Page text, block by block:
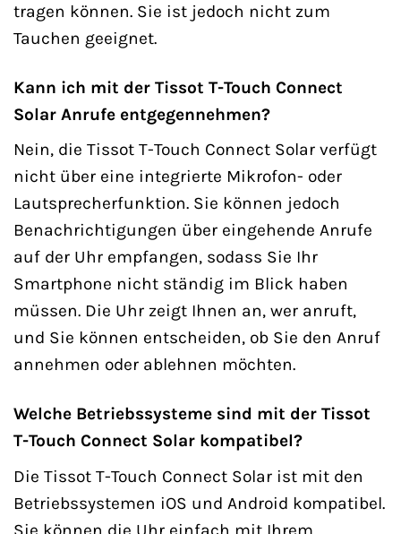
tragen können. Sie ist jedoch nicht zum
Tauchen geeignet.
Kann ich mit der Tissot T-Touch Connect
Solar Anrufe entgegennehmen?
Nein, die Tissot T-Touch Connect Solar verfügt
nicht über eine integrierte Mikrofon- oder
Lautsprecherfunktion. Sie können jedoch
Benachrichtigungen über eingehende Anrufe
auf der Uhr empfangen, sodass Sie Ihr
Smartphone nicht ständig im Blick haben
müssen. Die Uhr zeigt Ihnen an, wer anruft,
und Sie können entscheiden, ob Sie den Anruf
annehmen oder ablehnen möchten.
Welche Betriebssysteme sind mit der Tissot
T-Touch Connect Solar kompatibel?
Die Tissot T-Touch Connect Solar ist mit den
Betriebssystemen iOS und Android kompatibel.